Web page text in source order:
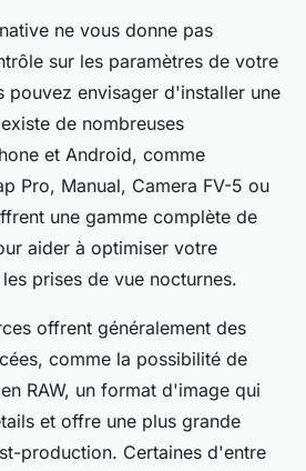
ne vous donne pas
sur les paramètres de votre
pouvez envisager d'installer une
de nombreuses
et Android, comme
Pro, Manual, Camera FV-5 ou
une gamme complète de
aider à optimiser votre
prises de vue nocturnes.
offrent généralement des
comme la possibilité de
RAW, un format d'image qui
et offre une plus grande
production. Certaines d'entre